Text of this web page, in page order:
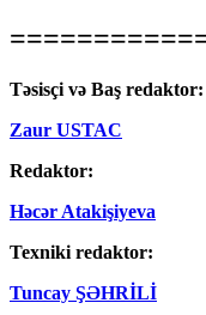
Təsisçi və Baş redaktor:
Zaur USTAC
Redaktor:
Həcər Atakişiyeva
Texniki redaktor:
Tuncay ŞƏHRİLİ